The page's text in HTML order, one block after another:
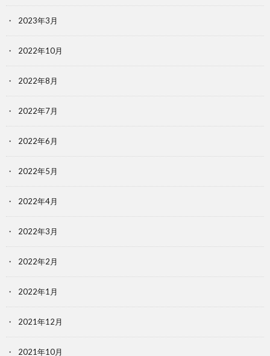
2023年3月
2022年10月
2022年8月
2022年7月
2022年6月
2022年5月
2022年4月
2022年3月
2022年2月
2022年1月
2021年12月
2021年10月